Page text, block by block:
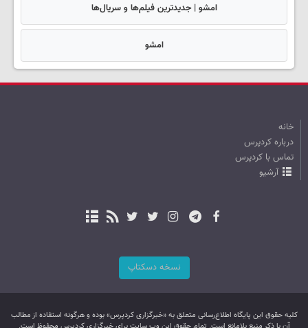
امشو | جدیدترین فیلم‌ها و سریال‌ها
امشو
خانه
درباره کردپرس
تماس با کردپرس
آرشیو
نسخه دسکتاپ
کليه حقوق اين پایگاه اطلاع‌رسانی متعلق به «خبرگزاری کردپرس» بوده و هرگونه استفاده از مطالب